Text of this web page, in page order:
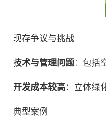
现存争议与挑战
技术与管理问题：包括
开发成本较高：立体绿
典型案例